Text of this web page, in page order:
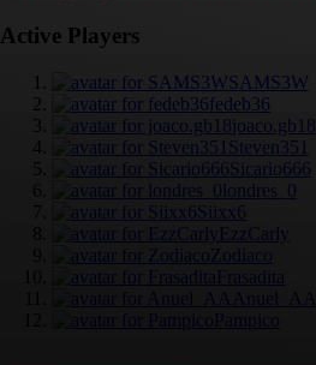
Active Players
SAMS3W
fedeb36
joaco.gb18
Steven351
Sicario666
londres_0
Siixx6